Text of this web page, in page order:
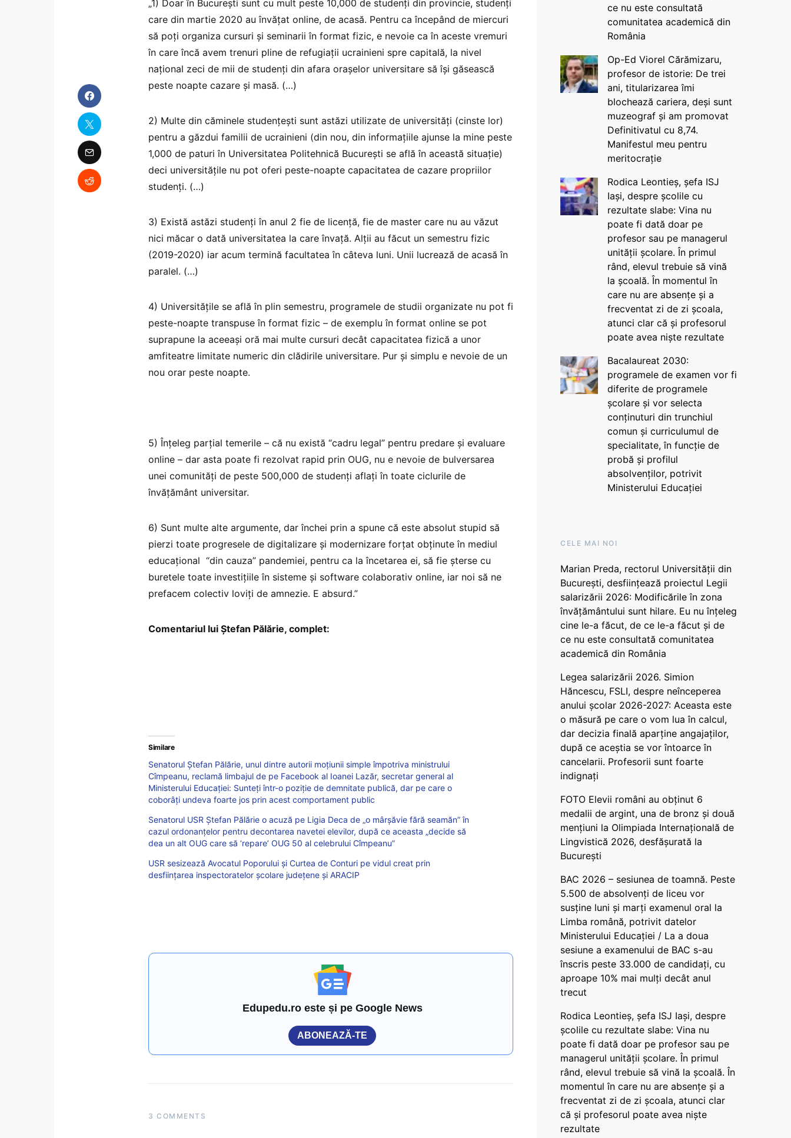
„1) Doar în București sunt cu mult peste 10,000 de studenți din provincie, studenți
care din martie 2020 au învățat online, de acasă. Pentru ca începând de miercuri
să poți organiza cursuri și seminarii în format fizic, e nevoie ca în aceste vremuri
în care încă avem trenuri pline de refugiații ucrainieni spre capitală, la nivel
național zeci de mii de studenți din afara orașelor universitare să își găsească
peste noapte cazare și masă. (…)
2) Multe din căminele studențești sunt astăzi utilizate de universități (cinste lor)
pentru a găzdui familii de ucrainieni (din nou, din informațiile ajunse la mine peste
1,000 de paturi în Universitatea Politehnică București se află în această situație)
deci universitățile nu pot oferi peste-noapte capacitatea de cazare propriilor
studenți. (…)
3) Există astăzi studenți în anul 2 fie de licență, fie de master care nu au văzut
nici măcar o dată universitatea la care învață. Alții au făcut un semestru fizic
(2019-2020) iar acum termină facultatea în câteva luni. Unii lucrează de acasă în
paralel. (…)
4) Universitățile se află în plin semestru, programele de studii organizate nu pot fi
peste-noapte transpuse în format fizic – de exemplu în format online se pot
suprapune la aceeași oră mai multe cursuri decât capacitatea fizică a unor
amfiteatre limitate numeric din clădirile universitare. Pur și simplu e nevoie de un
nou orar peste noapte.
5) Înțeleg parțial temerile – că nu există “cadru legal” pentru predare și evaluare
online – dar asta poate fi rezolvat rapid prin OUG, nu e nevoie de bulversarea
unei comunități de peste 500,000 de studenți aflați în toate ciclurile de
învățământ universitar.
6) Sunt multe alte argumente, dar închei prin a spune că este absolut stupid să
pierzi toate progresele de digitalizare și modernizare forțat obținute în mediul
educațional “din cauza” pandemiei, pentru ca la încetarea ei, să fie șterse cu
buretele toate investițiile în sisteme și software colaborativ online, iar noi să ne
prefacem colectiv loviți de amnezie. E absurd.”
Comentariul lui Ștefan Pălărie, complet:
Similare
Senatorul Ștefan Pălărie, unul dintre autorii moțiunii simple împotriva ministrului
Cîmpeanu, reclamă limbajul de pe Facebook al Ioanei Lazăr, secretar general al
Ministerului Educației: Sunteți într-o poziție de demnitate publică, dar pe care o
coborâți undeva foarte jos prin acest comportament public
Senatorul USR Ștefan Pălărie o acuză pe Ligia Deca de „o mârșăvie fără seamăn” în
cazul ordonanțelor pentru decontarea navetei elevilor, după ce aceasta „decide să
dea un alt OUG care să ‘repare’ OUG 50 al celebrului Cîmpeanu”
USR sesizează Avocatul Poporului şi Curtea de Conturi pe vidul creat prin
desfiinţarea inspectoratelor şcolare judeţene şi ARACIP
Edupedu.ro este și pe Google News
ABONEAZĂ-TE
3 COMMENTS
ce nu este consultată
comunitatea academică din
România
Op-Ed Viorel Cărămizaru,
profesor de istorie: De trei
ani, titularizarea îmi
blochează cariera, deși sunt
muzeograf și am promovat
Definitivatul cu 8,74.
Manifestul meu pentru
meritocrație
Rodica Leontieș, șefa ISJ
Iași, despre școlile cu
rezultate slabe: Vina nu
poate fi dată doar pe
profesor sau pe managerul
unității școlare. În primul
rând, elevul trebuie să vină
la școală. În momentul în
care nu are absențe și a
frecventat zi de zi școala,
atunci clar că și profesorul
poate avea niște rezultate
Bacalaureat 2030:
programele de examen vor fi
diferite de programele
școlare și vor selecta
conținuturi din trunchiul
comun și curriculumul de
specialitate, în funcție de
probă și profilul
absolvenților, potrivit
Ministerului Educației
CELE MAI NOI
Marian Preda, rectorul Universității din
București, desființează proiectul Legii
salarizării 2026: Modificările în zona
învățământului sunt hilare. Eu nu înțeleg
cine le-a făcut, de ce le-a făcut și de
ce nu este consultată comunitatea
academică din România
Legea salarizării 2026. Simion
Hăncescu, FSLI, despre neînceperea
anului școlar 2026-2027: Aceasta este
o măsură pe care o vom lua în calcul,
dar decizia finală aparține angajaților,
după ce aceștia se vor întoarce în
cancelarii. Profesorii sunt foarte
indignați
FOTO Elevii români au obținut 6
medalii de argint, una de bronz și două
mențiuni la Olimpiada Internațională de
Lingvistică 2026, desfășurată la
București
BAC 2026 – sesiunea de toamnă. Peste
5.500 de absolvenți de liceu vor
susține luni și marți examenul oral la
Limba română, potrivit datelor
Ministerului Educației / La a doua
sesiune a examenului de BAC s-au
înscris peste 33.000 de candidați, cu
aproape 10% mai mulți decât anul
trecut
Rodica Leontieș, șefa ISJ Iași, despre
școlile cu rezultate slabe: Vina nu
poate fi dată doar pe profesor sau pe
managerul unității școlare. În primul
rând, elevul trebuie să vină la școală. În
momentul în care nu are absențe și a
frecventat zi de zi școala, atunci clar
că și profesorul poate avea niște
rezultate